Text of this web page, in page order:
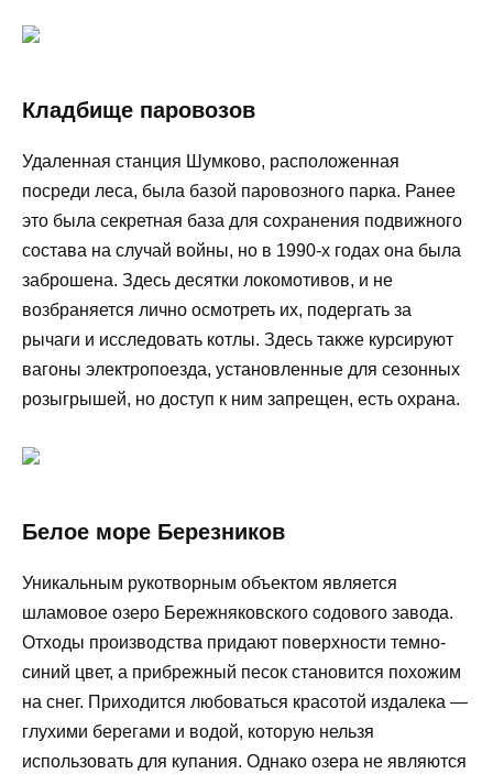
Кладбище паровозов
Удаленная станция Шумково, расположенная
посреди леса, была базой паровозного парка. Ранее
это была секретная база для сохранения подвижного
состава на случай войны, но в 1990-х годах она была
заброшена. Здесь десятки локомотивов, и не
возбраняется лично осмотреть их, подергать за
рычаги и исследовать котлы. Здесь также курсируют
вагоны электропоезда, установленные для сезонных
розыгрышей, но доступ к ним запрещен, есть охрана.
Белое море Березников
Уникальным рукотворным объектом является
шламовое озеро Бережняковского содового завода.
Отходы производства придают поверхности темно-
синий цвет, а прибрежный песок становится похожим
на снег. Приходится любоваться красотой издалека —
глухими берегами и водой, которую нельзя
использовать для купания. Однако озера не являются